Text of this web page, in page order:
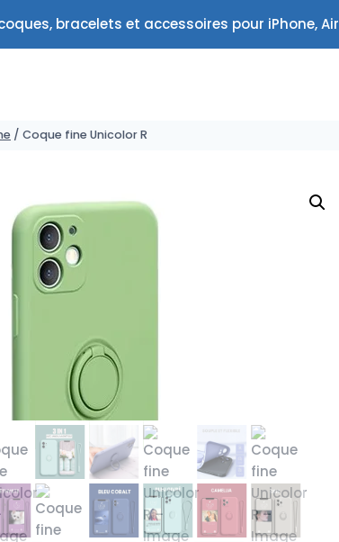
bracelets et accessoires pour iPhone,
/ Coque fine Unicolor R